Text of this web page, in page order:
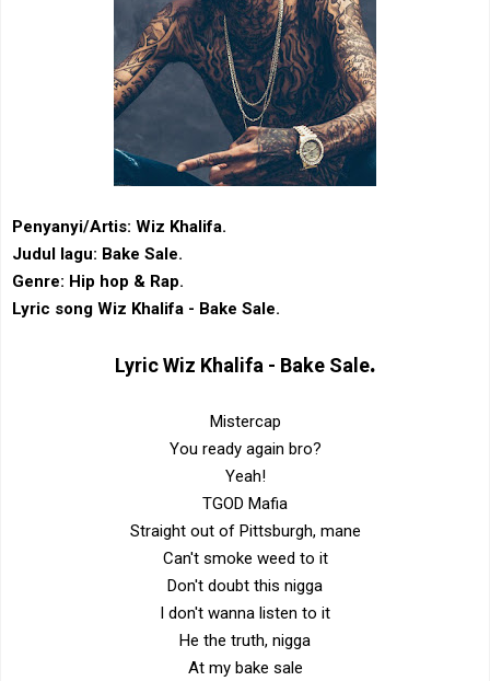
Penyanyi/Artis: Wiz Khalifa.
Judul lagu: Bake Sale.
Genre: Hip hop & Rap.
Lyric song Wiz Khalifa - Bake Sale.
Lyric Wiz Khalifa - Bake Sale.
Mistercap
You ready again bro?
Yeah!
TGOD Mafia
Straight out of Pittsburgh, mane
Can't smoke weed to it
Don't doubt this nigga
I don't wanna listen to it
He the truth, nigga
At my bake sale